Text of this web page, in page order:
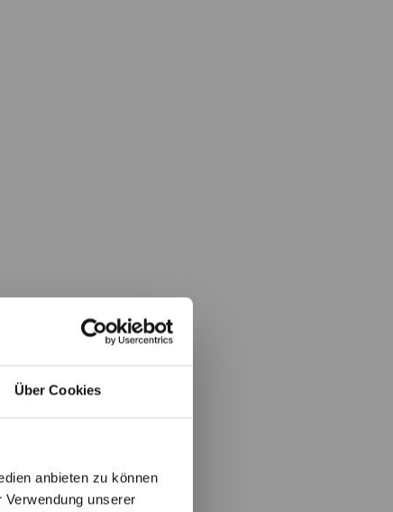
Über Cookies
anbieten zu können
unserer